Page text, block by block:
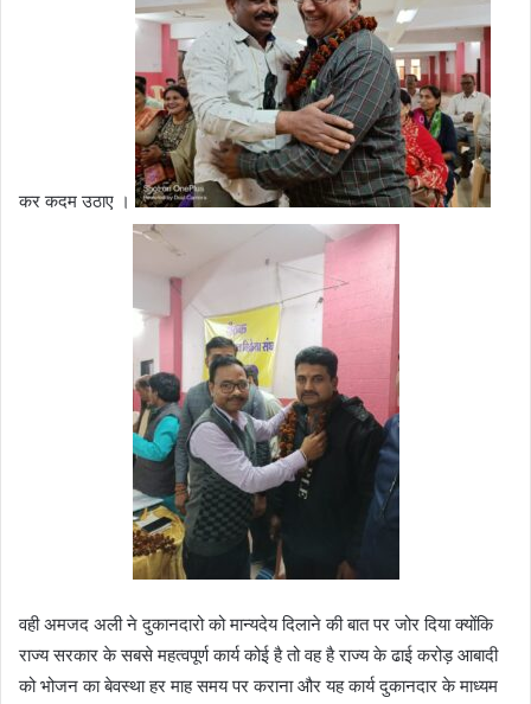
कर कदम उठाए ।
वही अमजद अली ने दुकानदारो को मान्यदेय दिलाने की बात पर जोर दिया क्योंकि
राज्य सरकार के सबसे महत्वपूर्ण कार्य कोई है तो वह है राज्य के ढाई करोड़ आबादी
को भोजन का बेवस्था हर माह समय पर कराना और यह कार्य दुकानदार के माध्यम